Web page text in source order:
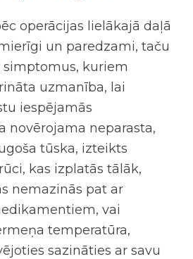
operācijas lielākajā daļā
un paredzami, taču
kuriem
uzmanība, lai
iespējamās
novērojama neparasta,
tūska, izteikts
kas izplatās tālāk,
nemazinās pat ar
vai
temperatūra,
sazināties ar savu